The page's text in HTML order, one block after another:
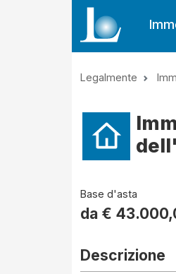
Legalmente
Base d'asta
da €
Descrizione